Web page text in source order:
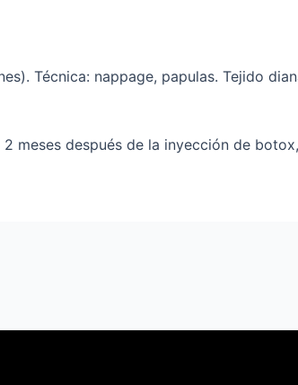
Técnica: nappage, papulas. Tejido
2 meses después de la inyección de